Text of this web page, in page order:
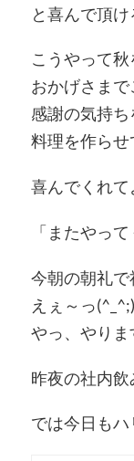
と喜んで頂け
こうやって
おかげさまで
感謝の気持ち
料理を作らせ
喜んでくれて
「またやっ
今朝の朝礼で
えぇ～っ(^_^;)
やっ、やりま
昨夜の社内飲
では今日も